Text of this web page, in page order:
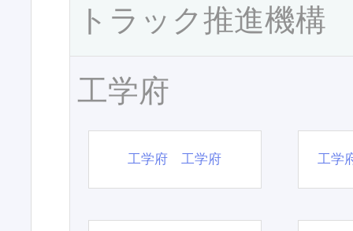
トラック推進機構
工学府
工学府 工学府 工学